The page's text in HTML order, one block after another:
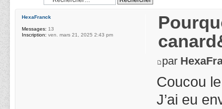
par
Coucou
J’ai eu
HexaFranck
Messages: 13
Inscription: ven. mars 21, 2025 2:43 pm